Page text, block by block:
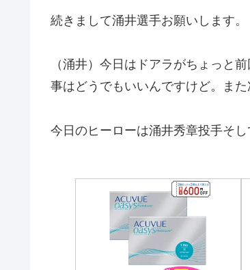
続きまして涌井選手お願いします。
（涌井）今日はドアラがちょっと
事はどうでもいいんですけど。ま
今日のヒーローは涌井秀章投手そ